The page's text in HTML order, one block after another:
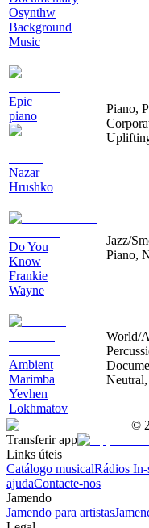
Osynthw
Background
Music
Epic
piano
Nazar
Hrushko
Piano,
Do You
Know
Frankie
Wayne
Jazz/
Piano,
Ambient
Marimba
Yevhen
Lokhmatov
World/
Neutral,
©
Transferir app
Links úteis
Catálogo musicalRádios In-
ajudaContacte-nos
Jamendo
Jamendo para artistas